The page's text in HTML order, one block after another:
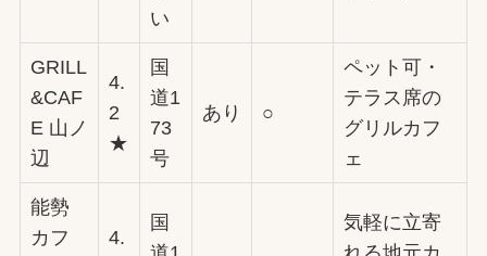
い
GRILL
&CAF
E 山ノ
辺
4.
2
★
国
道1
73
号
あり ○
ペット可・
テラス席の
グリルカフ
ェ
能勢
カフ
4.
国
気軽に立寄